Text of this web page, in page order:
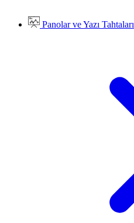
Panolar ve Yazı Tahtaları